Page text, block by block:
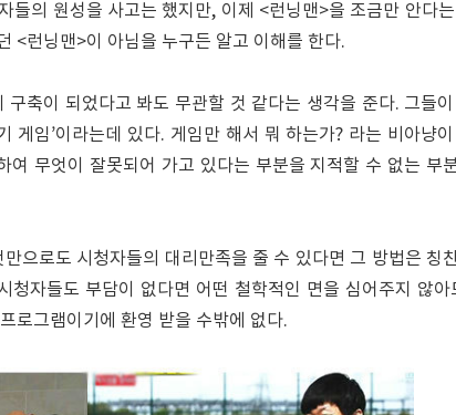
들의 원성을 사고는 했지만, 이제 <런닝맨>을 조금만 안다는
<런닝맨>이 아님을 누구든 알고 이해를 한다.
구축이 되었다고 봐도 무관할 것 같다는 생각을 준다. 그들
게임’이라는데 있다. 게임만 해서 뭐 하는가? 라는 비아냥
여 무엇이 잘못되어 가고 있다는 부분을 지적할 수 없는 부
으로도 시청자들의 대리만족을 줄 수 있다면 그 방법은 칭
청자들도 부담이 없다면 어떤 철학적인 면을 심어주지 않아
로그램이기에 환영 받을 수밖에 없다.